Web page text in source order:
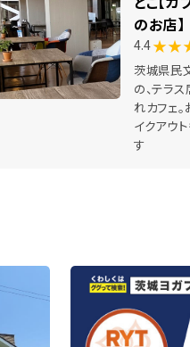
のお店】
4.4
茨城県民
の、テラ
れカフェ
イクアウ
す